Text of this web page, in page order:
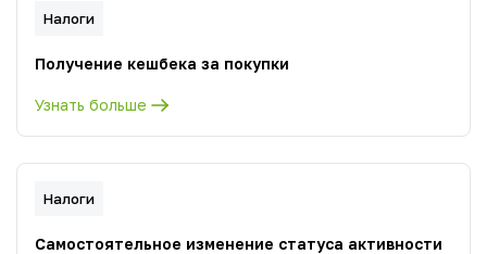
Налоги
Получение кешбека за покупки
Узнать больше
Налоги
Самостоятельное изменение статуса активности